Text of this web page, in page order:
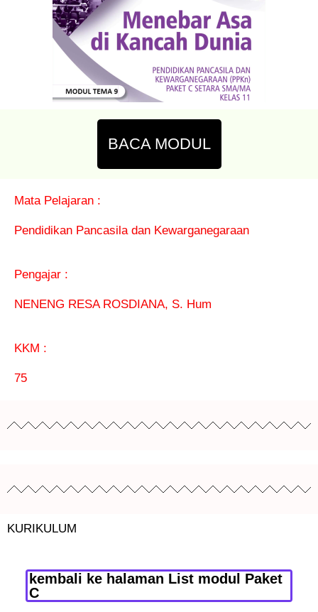
BACA MODUL
Mata Pelajaran :
Pendidikan Pancasila dan Kewarganegaraan
Pengajar :
NENENG RESA ROSDIANA, S. Hum
KKM :
75
KURIKULUM
kembali ke halaman List modul Paket
C